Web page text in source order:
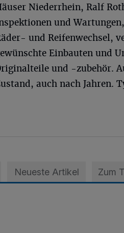
Niederrhein, Ralf
und
und Reifenwechsel,
Einbauten und
und -zubehör.
auch nach Jahren.
Neueste Artikel Zum